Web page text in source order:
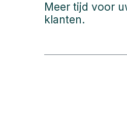
Meer tijd voor
klanten.